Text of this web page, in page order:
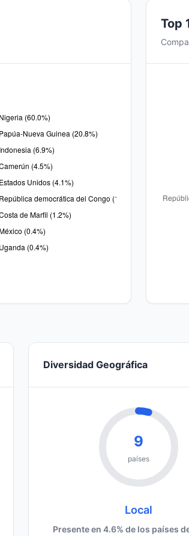
Top
Diversidad Geográfica
9
países
Local
Presente en 4.6% de los países